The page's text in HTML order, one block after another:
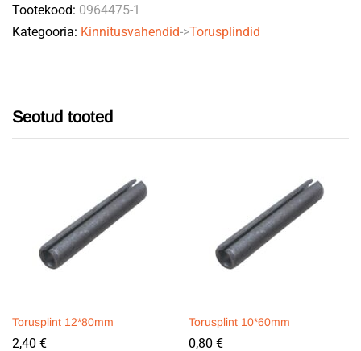
Tootekood: 0964475-1
Kategooria: Kinnitusvahendid->Torusplindid
Seotud tooted
Torusplint 12*80mm
2,40 €
Torusplint 10*60mm
0,80 €